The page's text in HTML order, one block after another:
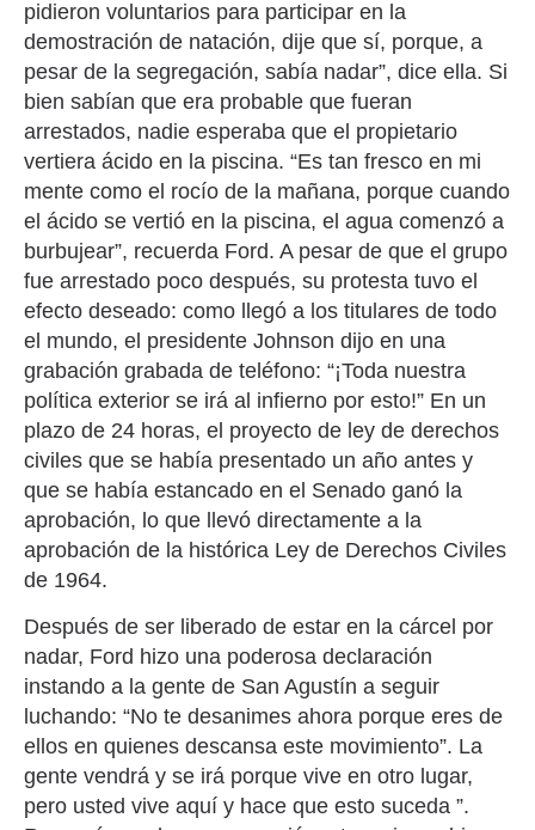
pidieron voluntarios para participar en la
demostración de natación, dije que sí, porque, a
pesar de la segregación, sabía nadar”, dice ella. Si
bien sabían que era probable que fueran
arrestados, nadie esperaba que el propietario
vertiera ácido en la piscina. “Es tan fresco en mi
mente como el rocío de la mañana, porque cuando
el ácido se vertió en la piscina, el agua comenzó a
burbujear”, recuerda Ford. A pesar de que el grupo
fue arrestado poco después, su protesta tuvo el
efecto deseado: como llegó a los titulares de todo
el mundo, el presidente Johnson dijo en una
grabación grabada de teléfono: “¡Toda nuestra
política exterior se irá al infierno por esto!” En un
plazo de 24 horas, el proyecto de ley de derechos
civiles que se había presentado un año antes y
que se había estancado en el Senado ganó la
aprobación, lo que llevó directamente a la
aprobación de la histórica Ley de Derechos Civiles
de 1964.
Después de ser liberado de estar en la cárcel por
nadar, Ford hizo una poderosa declaración
instando a la gente de San Agustín a seguir
luchando: “No te desanimes ahora porque eres de
ellos en quienes descansa este movimiento”. La
gente vendrá y se irá porque vive en otro lugar,
pero usted vive aquí y hace que esto suceda ”.